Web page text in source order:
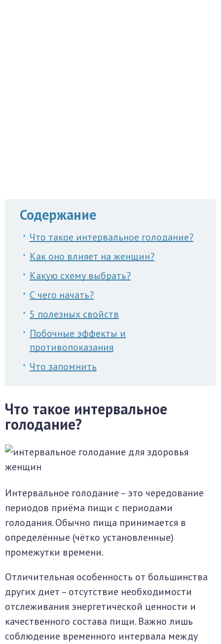
Содержание
Что такое интервальное голодание?
Как оно влияет на женщин?
Какую схему выбрать?
С чего начать?
5 полезных свойств
Побочные эффекты и
противопоказания
Что запомнить
Что такое интервальное
голодание?
Интервальное голодание – это чередование
периодов приёма пищи с периодами
голодания. Обычно пища принимается в
определённые (чётко установленные)
промежутки времени.
Отличительная особенность от большинства
других диет – отсутствие необходимости
отслеживания энергетической ценности и
качественного состава пищи. Важно лишь
соблюдение временного интервала между